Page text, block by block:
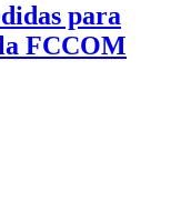
para
FCCOM